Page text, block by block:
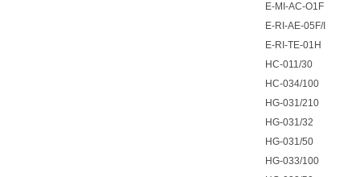
E-MI-AC-O1F
E-RI-AE-05F/I
E-RI-TE-01H
HC-011/30
HC-034/100
HG-031/210
HG-031/32
HG-031/50
HG-033/100